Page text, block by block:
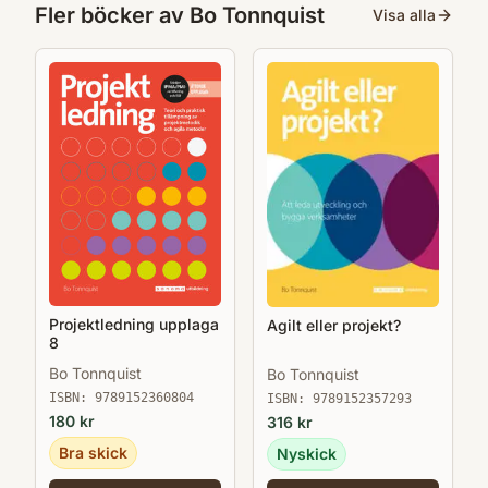
Fler böcker av Bo Tonnquist Visa alla
Projektledning upplaga
8
Bo Tonnquist
ISBN: 9789152360804
180 kr
Bra skick
Agilt eller projekt?
Bo Tonnquist
ISBN: 9789152357293
316 kr
Nyskick